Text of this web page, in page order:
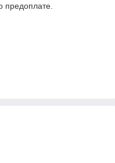
предоплате.